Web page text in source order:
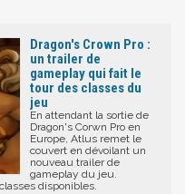
Dragon's Crown Pro :
un trailer de
gameplay qui fait le
tour des classes du
jeu
En attendant la sortie de
Dragon's Corwn Pro en
Europe, Atlus remet le
couvert en dévoilant un
nouveau trailer de
gameplay du jeu.
disponibles.